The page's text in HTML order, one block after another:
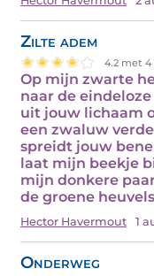
Zilte adem
4.2 met
Op mijn zwarte
naar de
uit jouw lichaam
een zwaluw
spreidt jouw
laat mijn beekje
mijn donkere
de groene
Hector Havermout 1
Onderweg